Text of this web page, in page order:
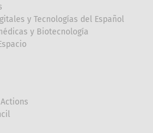
y Tecnologías del Español
y Biotecnología